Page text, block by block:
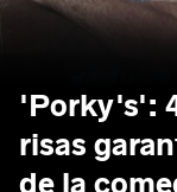
'Porky's':
risas
de la